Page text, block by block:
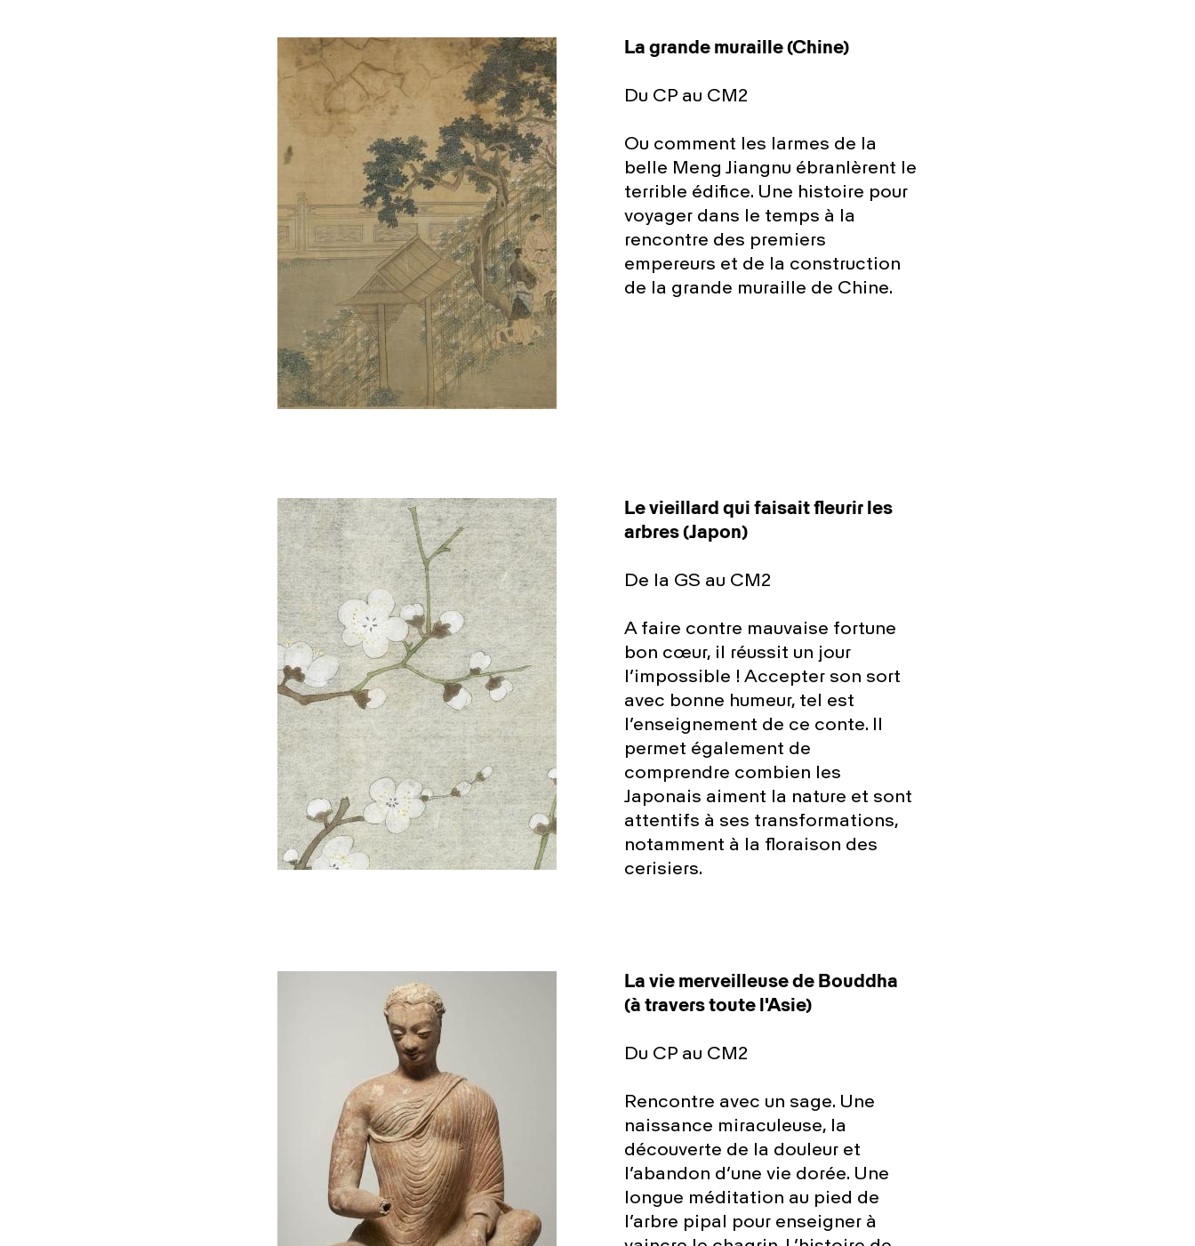
La grande muraille (Chine)
Du CP au CM2
Ou comment les larmes de la
belle Meng Jiangnu ébranlèrent le
terrible édifice. Une histoire pour
voyager dans le temps à la
rencontre des premiers
empereurs et de la construction
de la grande muraille de Chine.
Le vieillard qui faisait fleurir les
arbres (Japon)
De la GS au CM2
A faire contre mauvaise fortune
bon cœur, il réussit un jour
l’impossible ! Accepter son sort
avec bonne humeur, tel est
l’enseignement de ce conte. Il
permet également de
comprendre combien les
Japonais aiment la nature et sont
attentifs à ses transformations,
notamment à la floraison des
cerisiers.
La vie merveilleuse de Bouddha
(à travers toute l'Asie)
Du CP au CM2
Rencontre avec un sage. Une
naissance miraculeuse, la
découverte de la douleur et
l’abandon d’une vie dorée. Une
longue méditation au pied de
l’arbre pipal pour enseigner à